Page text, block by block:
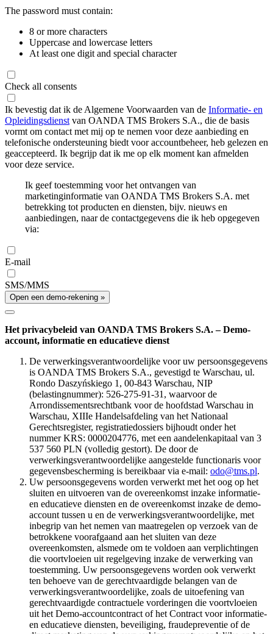
The password must contain:
8 or more characters
Uppercase and lowercase letters
At least one digit and special character
Check all consents
Ik bevestig dat ik de Algemene Voorwaarden van de Informatie- en
Opleidingsdienst van OANDA TMS Brokers S.A., die de basis
vormt om contact met mij op te nemen voor deze aanbieding en
telefonische ondersteuning biedt voor accountbeheer, heb gelezen en
geaccepteerd. Ik begrijp dat ik me op elk moment kan afmelden
voor deze service.
Ik geef toestemming voor het ontvangen van
marketinginformatie van OANDA TMS Brokers S.A. met
betrekking tot producten en diensten, bijv. nieuws en
aanbiedingen, naar de contactgegevens die ik heb opgegeven
via:
E-mail
SMS/MMS
Open een demo-rekening »
Het privacybeleid van OANDA TMS Brokers S.A. – Demo-
account, informatie en educatieve dienst
De verwerkingsverantwoordelijke voor uw persoonsgegevens
is OANDA TMS Brokers S.A., gevestigd te Warschau, ul.
Rondo Daszyńskiego 1, 00-843 Warschau, NIP
(belastingnummer): 526-275-91-31, waarvoor de
Arrondissementsrechtbank voor de hoofdstad Warschau in
Warschau, XIIIe Handelsafdeling van het Nationaal
Gerechtsregister, registratiedossiers bijhoudt onder het
nummer KRS: 0000204776, met een aandelenkapitaal van 3
537 560 PLN (volledig gestort). De door de
verwerkingsverantwoordelijke aangestelde functionaris voor
gegevensbescherming is bereikbaar via e-mail: odo@tms.pl.
Uw persoonsgegevens worden verwerkt met het oog op het
sluiten en uitvoeren van de overeenkomst inzake informatie-
en educatieve diensten en de overeenkomst inzake de demo-
account tussen u en de verwerkingsverantwoordelijke, met
inbegrip van het nemen van maatregelen op verzoek van de
betrokkene voorafgaand aan het sluiten van deze
overeenkomsten, alsmede om te voldoen aan verplichtingen
die voortvloeien uit regelgeving inzake de verwerking van
toestemming. Uw persoonsgegevens worden ook verwerkt
ten behoeve van de gerechtvaardigde belangen van de
verwerkingsverantwoordelijke, zoals de uitoefening van
gerechtvaardigde contractuele vorderingen die voortvloeien
uit het Demo-accountcontract of het Contract voor informatie-
en educatieve diensten, beveiliging, fraudepreventie of de